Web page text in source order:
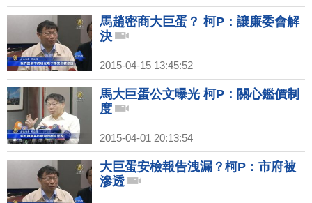
馬趙密商大巨蛋？ 柯P：讓廉委會解
決
2015-04-15 13:45:52
馬大巨蛋公文曝光 柯P：關心鑑價制
度
2015-04-01 20:13:54
大巨蛋安檢報告洩漏？柯P：市府被
滲透